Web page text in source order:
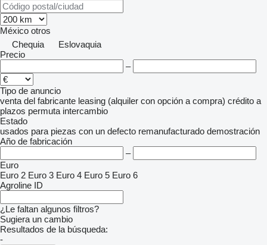
México otros
Chequia
Eslovaquia
Precio
–
Tipo de anuncio
venta del fabricante leasing (alquiler con opción a compra) crédito a
plazos permuta intercambio
Estado
usados para piezas con un defecto remanufacturado demostración
Año de fabricación
–
Euro
Euro 2 Euro 3 Euro 4 Euro 5 Euro 6
Agroline ID
¿Le faltan algunos filtros?
Sugiera un cambio
Resultados de la búsqueda:
-